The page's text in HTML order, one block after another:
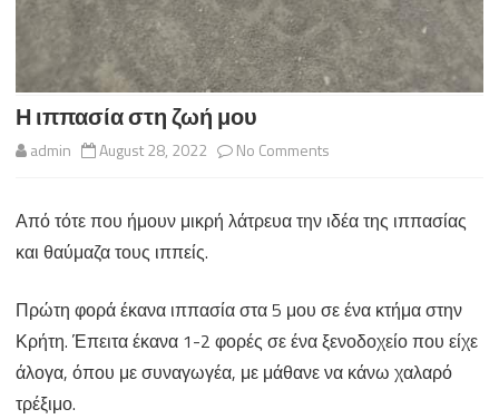
Η ιππασία στη ζωή μου
admin August 28, 2022 No Comments
ιππασία
ζωή
μου
Από τότε που ήμουν μικρή λάτρευα την ιδέα της ιππασίας
και θαύμαζα τους ιππείς.
Πρώτη φορά έκανα ιππασία στα 5 μου σε ένα κτήμα στην
Κρήτη. Έπειτα έκανα 1-2 φορές σε ένα ξενοδοχείο που είχε
άλογα, όπου με συναγωγέα, με μάθανε να κάνω χαλαρό
τρέξιμο.